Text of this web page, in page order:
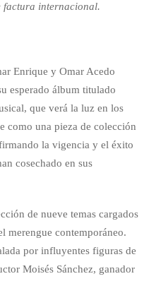
factura internacional.
Enrique y Omar Acedo
esperado álbum titulado
que verá la luz en los
como una pieza de colección
la vigencia y el éxito
cosechado en sus
de nueve temas cargados
merengue contemporáneo.
por influyentes figuras de
Moisés Sánchez, ganador